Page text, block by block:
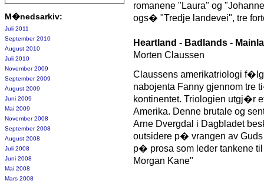
M�nedsarkiv:
Juli 2011
September 2010
August 2010
Juli 2010
November 2009
September 2009
August 2009
Juni 2009
Mai 2009
November 2008
September 2008
August 2008
Juli 2008
Juni 2008
Mai 2008
Mars 2008
romanene "Laura" og
ogs� "Tredje landevei", tre
Heartland - Badlands -
Morten Claussen
Claussens amerikatriologi
nabojenta Fanny gjennom tre
kontinentet. Triologien utgj�r
Amerika. Denne brutale og
Arne Dvergdal i Dagbladet
outsidere p� vrangen av
p� prosa som leder tankene
Morgan Kane"